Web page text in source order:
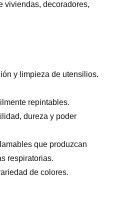
viviendas, decoradores,
y limpieza de utensilios.
repintables.
dureza y poder
que produzcan
respiratorias.
de colores.